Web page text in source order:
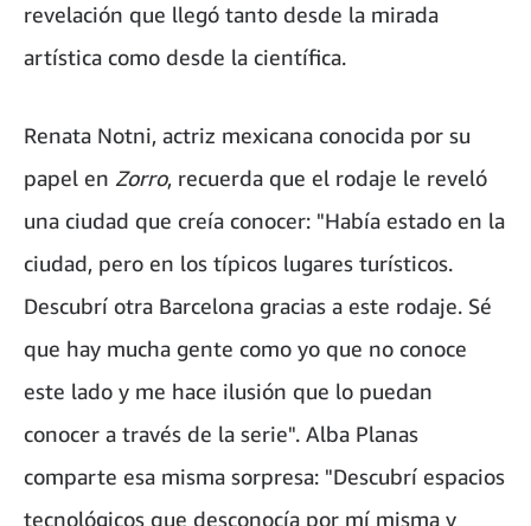
revelación que llegó tanto desde la mirada
artística como desde la científica.
Renata Notni, actriz mexicana conocida por su
papel en Zorro, recuerda que el rodaje le reveló
una ciudad que creía conocer: "Había estado en la
ciudad, pero en los típicos lugares turísticos.
Descubrí otra Barcelona gracias a este rodaje. Sé
que hay mucha gente como yo que no conoce
este lado y me hace ilusión que lo puedan
conocer a través de la serie". Alba Planas
comparte esa misma sorpresa: "Descubrí espacios
tecnológicos que desconocía por mí misma y